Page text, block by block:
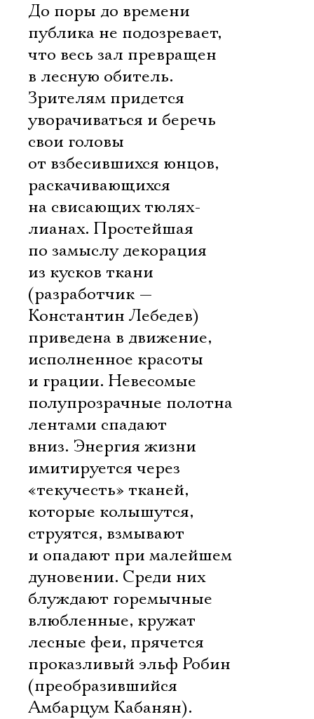
До поры до времени
публика не подозревает,
что весь зал превращен
в лесную обитель.
Зрителям придется
уворачиваться и беречь
свои головы
от взбесившихся юнцов,
раскачивающихся
на свисающих тюлях-
лианах. Простейшая
по замыслу декорация
из кусков ткани
(разработчик —
Константин Лебедев)
приведена в движение,
исполненное красоты
и грации. Невесомые
полупрозрачные полотна
лентами спадают
вниз. Энергия жизни
имитируется через
«текучесть» тканей,
которые колышутся,
струятся, взмывают
и опадают при малейшем
дуновении. Среди них
блуждают горемычные
влюбленные, кружат
лесные феи, прячется
проказливый эльф Робин
(преобразившийся
Амбарцум Кабанян).